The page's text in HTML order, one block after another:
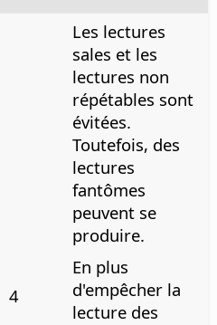
4
Les lectures
sales et les
lectures non
répétables sont
évitées.
Toutefois, des
lectures
fantômes
peuvent se
produire.
En plus
d'empêcher la
lecture des